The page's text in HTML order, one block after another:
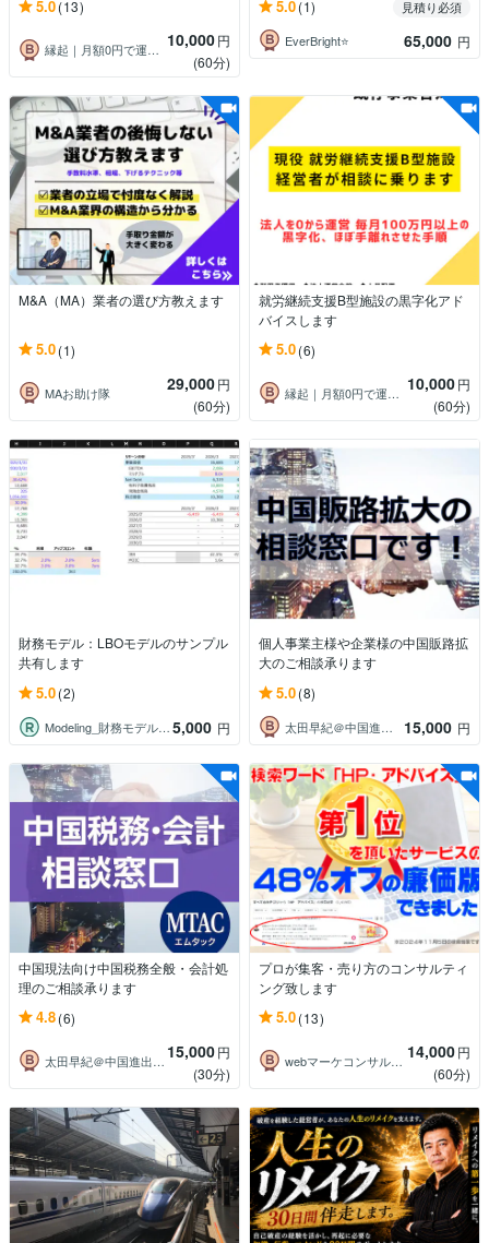
5.0(13)
縁起｜月額0円で運用できるHP制作 10,000円
(60分)
5.0(1)
見積り必須
EverBright⭐️
65,000 円
M&A（MA）業者の選び方教えます
5.0(1)
MAお助け隊 29,000円
(60分)
就労継続支援B型施設の黒字化アド
バイスします
5.0(6)
縁起｜月額0円で運用できるHP制作 10,000円
(60分)
財務モデル：LBOモデルのサンプル
共有します
5.0(2)
Modeling_財務モデル職人 5,000 円
個人事業主様や企業様の中国販路拡
大のご相談承ります
5.0(8)
太田早紀＠中国進出・税務コンサルタント 15,000 円
中国現法向け中国税務全般・会計処
理のご相談承ります
4.8(6)
太田早紀＠中国進出・税務コンサルタント 15,000円
(30分)
プロが集客・売り方のコンサルティ
ング致します
5.0(13)
webマーケコンサルタント 若林 潤 14,000円
(60分)